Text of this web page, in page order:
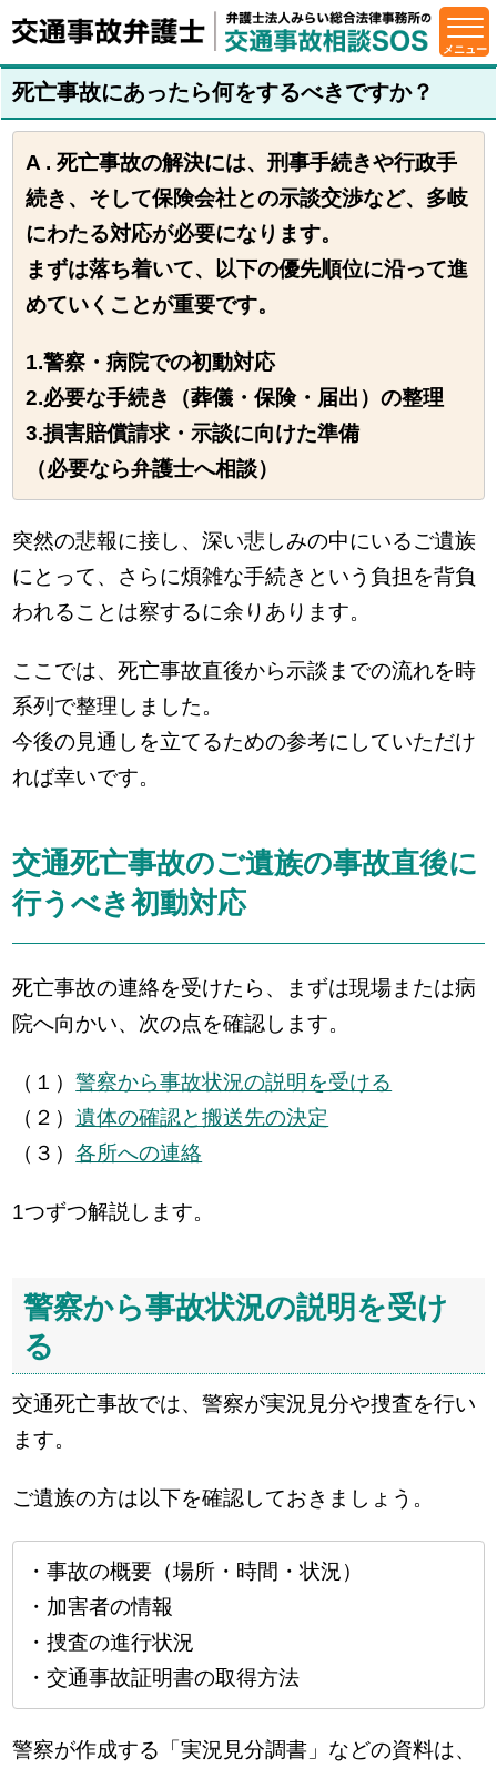
死亡事故にあったら何をするべきですか？
A . 死亡事故の解決には、刑事手続きや行政手
続き、そして保険会社との示談交渉など、多岐
にわたる対応が必要になります。
まずは落ち着いて、以下の優先順位に沿って進
めていくことが重要です。
1.警察・病院での初動対応
2.必要な手続き（葬儀・保険・届出）の整理
3.損害賠償請求・示談に向けた準備
（必要なら弁護士へ相談）
突然の悲報に接し、深い悲しみの中にいるご遺族
にとって、さらに煩雑な手続きという負担を背負
われることは察するに余りあります。
ここでは、死亡事故直後から示談までの流れを時
系列で整理しました。
今後の見通しを立てるための参考にしていただけ
れば幸いです。
交通死亡事故のご遺族の事故直後に
行うべき初動対応
死亡事故の連絡を受けたら、まずは現場または病
院へ向かい、次の点を確認します。
（１）警察から事故状況の説明を受ける
（２）遺体の確認と搬送先の決定
（３）各所への連絡
1つずつ解説します。
警察から事故状況の説明を受け
る
交通死亡事故では、警察が実況見分や捜査を行い
ます。
ご遺族の方は以下を確認しておきましょう。
・事故の概要（場所・時間・状況）
・加害者の情報
・捜査の進行状況
・交通事故証明書の取得方法
警察が作成する「実況見分調書」などの資料は、